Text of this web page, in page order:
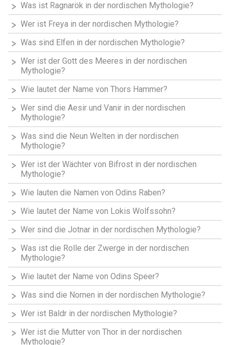
Was ist Ragnarök in der nordischen Mythologie?
Wer ist Freya in der nordischen Mythologie?
Was sind Elfen in der nordischen Mythologie?
Wer ist der Gott des Meeres in der nordischen
Mythologie?
Wie lautet der Name von Thors Hammer?
Wer sind die Aesir und Vanir in der nordischen
Mythologie?
Was sind die Neun Welten in der nordischen
Mythologie?
Wer ist der Wächter von Bifrost in der nordischen
Mythologie?
Wie lauten die Namen von Odins Raben?
Wie lautet der Name von Lokis Wolfssohn?
Wer sind die Jotnar in der nordischen Mythologie?
Was ist die Rolle der Zwerge in der nordischen
Mythologie?
Wie lautet der Name von Odins Speer?
Was sind die Nornen in der nordischen Mythologie?
Wer ist Baldr in der nordischen Mythologie?
Wer ist die Mutter von Thor in der nordischen
Mythologie?